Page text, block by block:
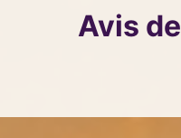
Avis